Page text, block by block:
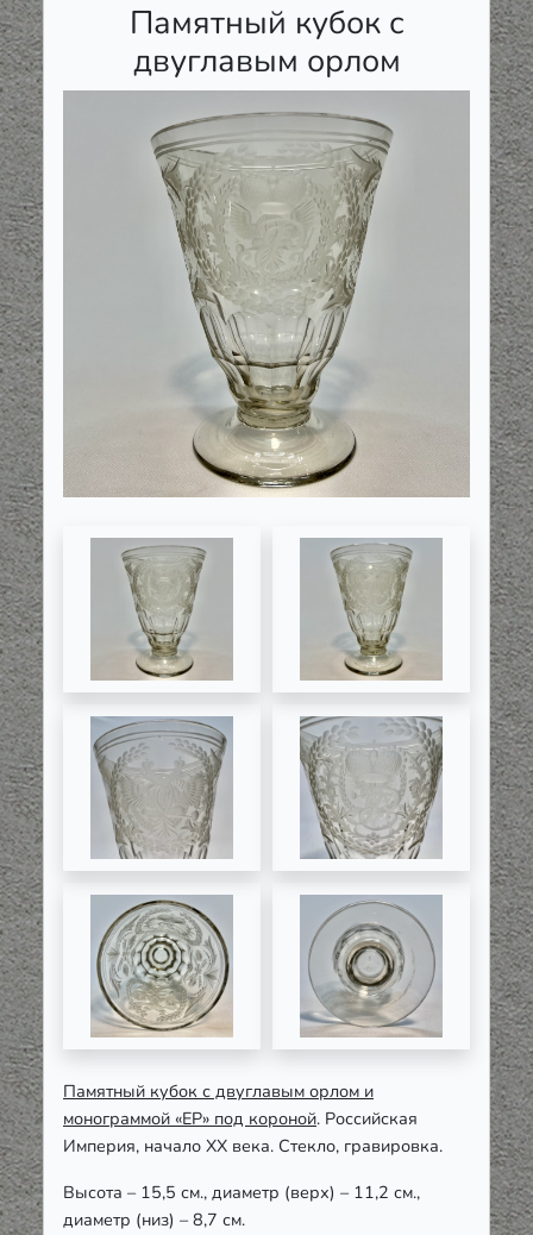
Памятный кубок с
двуглавым орлом
Памятный кубок с двуглавым орлом и
монограммой «ЕР» под короной. Российская
Империя, начало ХХ века. Стекло, гравировка.
Высота – 15,5 см., диаметр (верх) – 11,2 см.,
диаметр (низ) – 8,7 см.